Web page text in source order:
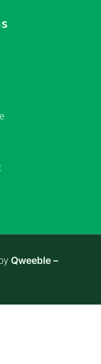
Qweeble –